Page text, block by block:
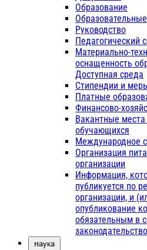
Образование
Руководство
Педагогический
Материально-
оснащенность
Доступная среда
Стипендии и
Платные
Финансово-
Вакантные
обучающихся
Международное
Организация
организации
Информация,
публикуется по
организации, и
опубликование
обязательным в
Наука